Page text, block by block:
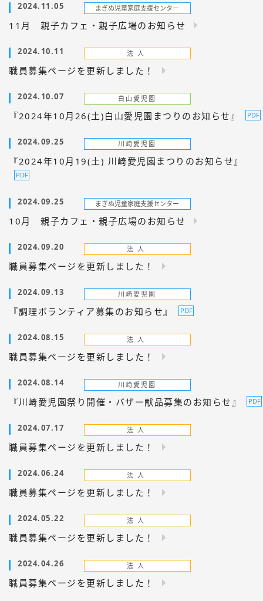
2024.11.05
11月 親子カフェ・親子広場のお知らせ
2024.10.11
職員募集ページを更新しました！
2024.10.07
『2024年10月26(土)白山愛児園まつりのお知らせ』
2024.09.25
『2024年10月19(土) 川崎愛児園まつりのお知らせ』
2024.09.25
10月 親子カフェ・親子広場のお知らせ
2024.09.20
職員募集ページを更新しました！
2024.09.13
『調理ボランティア募集のお知らせ』
2024.08.15
職員募集ページを更新しました！
2024.08.14
『川崎愛児園祭り開催・バザー献品募集のお知らせ』
2024.07.17
職員募集ページを更新しました！
2024.06.24
職員募集ページを更新しました！
2024.05.22
職員募集ページを更新しました！
2024.04.26
職員募集ページを更新しました！